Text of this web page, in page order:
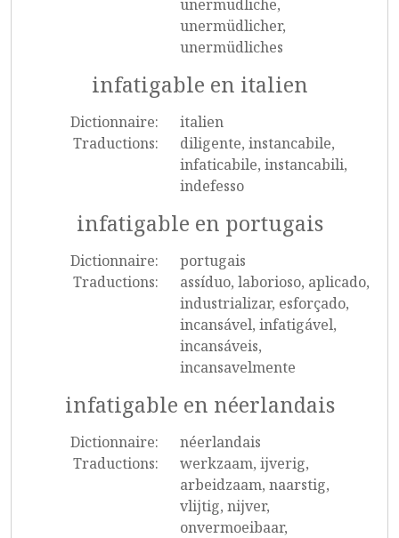
unermüdliche,
unermüdlicher,
unermüdliches
infatigable en italien
Dictionnaire:
italien
Traductions:
diligente, instancabile,
infaticabile, instancabili,
indefesso
infatigable en portugais
Dictionnaire:
portugais
Traductions:
assíduo, laborioso, aplicado,
industrializar, esforçado,
incansável, infatigável,
incansáveis,
incansavelmente
infatigable en néerlandais
Dictionnaire:
néerlandais
Traductions:
werkzaam, ijverig,
arbeidzaam, naarstig,
vlijtig, nijver,
onvermoeibaar,